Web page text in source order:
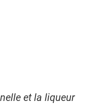
et la liqueur